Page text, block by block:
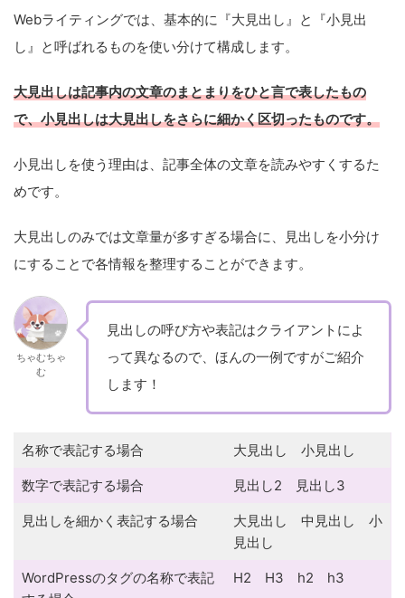
Webライティングでは、基本的に『大見出し』と『小見出
し』と呼ばれるものを使い分けて構成します。
大見出しは記事内の文章のまとまりをひと言で表したもの
で、小見出しは大見出しをさらに細かく区切ったものです。
小見出しを使う理由は、記事全体の文章を読みやすくするた
めです。
大見出しのみでは文章量が多すぎる場合に、見出しを小分け
にすることで各情報を整理することができます。
ちゃむちゃ
む
見出しの呼び方や表記はクライアントによ
って異なるので、ほんの一例ですがご紹介
します！
名称で表記する場合 大見出し 小見出し
数字で表記する場合 見出し2 見出し3
見出しを細かく表記する場合
大見出し 中見出し 小
見出し
WordPressのタグの名称で表記
H2 H3 h2 h3